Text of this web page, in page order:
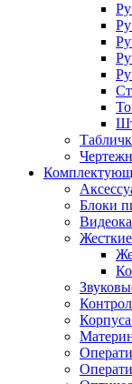
Блоки